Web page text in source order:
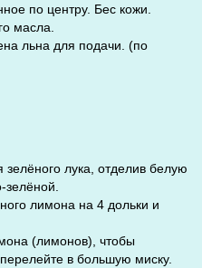
по центру. Бес кожи.
масла.
льна для подачи. (по
зелёного лука, отделив белую
лимона на 4 дольки и
(лимонов), чтобы
в большую миску.